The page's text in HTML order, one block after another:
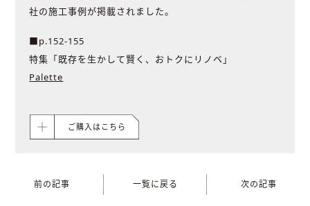
社の施工事例が掲載されました。
■p.152-155
特集「既存を生かして賢く、おトクにリノベ」
Palette
ご購入はこちら
前の記事 一覧に戻る 次の記事